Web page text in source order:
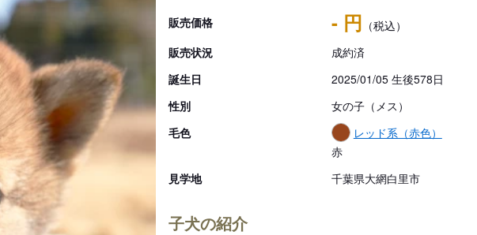
販売価格 - 円 （税込）
販売状況
成約済
誕生日
2025/01/05 生後578日
性別
女の子（メス）
毛色
レッド系（赤色）
赤
見学地
千葉県大網白里市
子犬の紹介